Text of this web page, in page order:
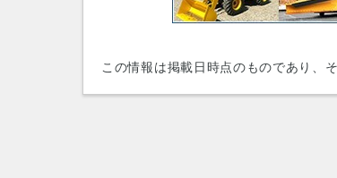
この情報は掲載日時点のものであり、